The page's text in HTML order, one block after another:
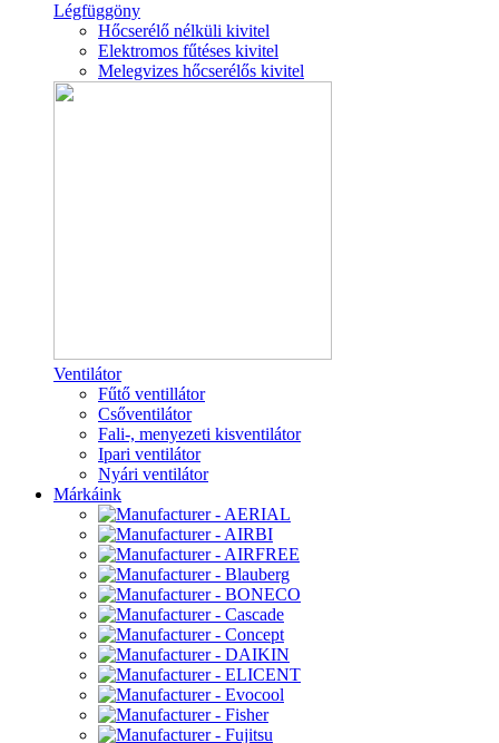
Légfüggöny
Hőcserélő nélküli kivitel
Elektromos fűtéses kivitel
Melegvizes hőcserélős kivitel
Ventilátor
Fűtő ventillátor
Csőventilátor
Fali-, menyezeti kisventilátor
Ipari ventilátor
Nyári ventilátor
Márkáink